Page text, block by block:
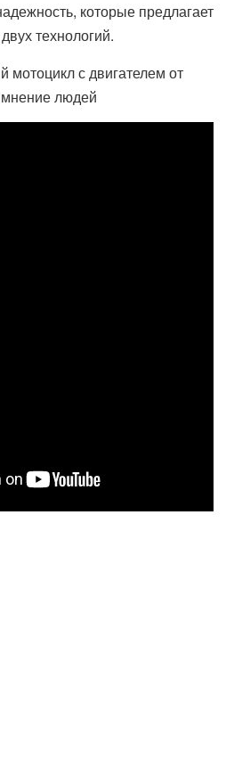
которые предлагает
технологий.
мотоцикл с двигателем от
мнение людей